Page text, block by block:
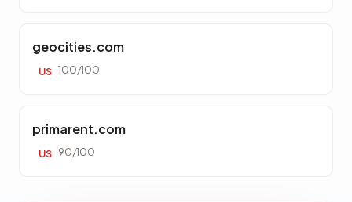
geocities.com
US 100/100
primarent.com
US 90/100